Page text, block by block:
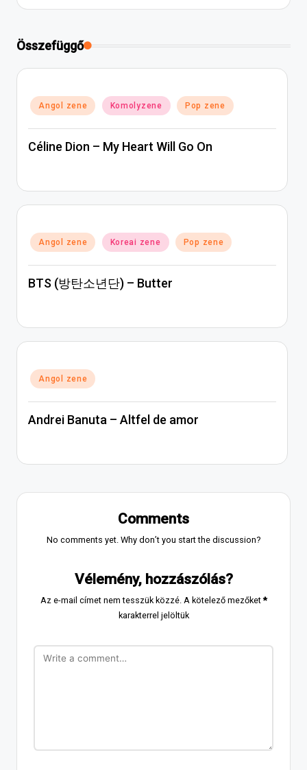
Összefüggő
Posted
in
Angol zene Komolyzene Pop zene
Céline Dion – My Heart Will Go On
Posted
in
Angol zene Koreai zene Pop zene
BTS (방탄소년단) – Butter
Posted
in
Angol zene
Andrei Banuta – Altfel de amor
Comments
No comments yet. Why don’t you start the discussion?
Vélemény, hozzászólás?
Az e-mail címet nem tesszük közzé. A kötelező mezőket*
karakterrel jelöltük